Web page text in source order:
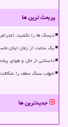
پربحث ترین ها
دیسک ها را نکشید، اعتراض
یک ساعت از زمان ایلان ماسک 100 میلیون دلار می
داستانی از حال و هوای
شهاب سنگ سقف را شکافت
جدیدترین ها